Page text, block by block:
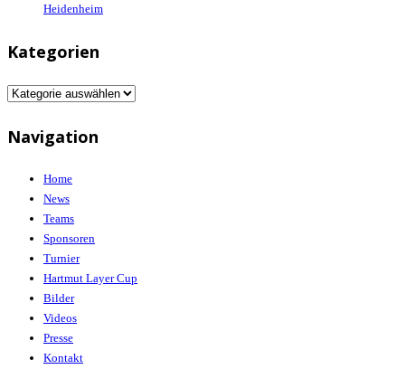
Heidenheim
Kategorien
Kategorien
Navigation
Home
News
Teams
Sponsoren
Turnier
Hartmut Layer Cup
Bilder
Videos
Presse
Kontakt